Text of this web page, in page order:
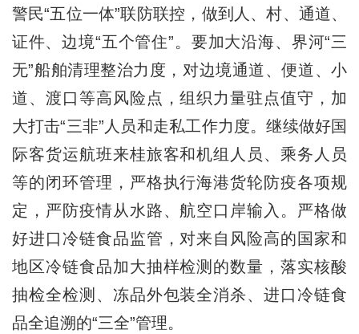
警民“五位一体”联防联控，做到人、村、通道、
证件、边境“五个管住”。要加大沿海、界河“三
无”船舶清理整治力度，对边境通道、便道、小
道、渡口等高风险点，组织力量驻点值守，加
大打击“三非”人员和走私工作力度。继续做好国
际客货运航班来桂旅客和机组人员、乘务人员
等的闭环管理，严格执行海港货轮防疫各项规
定，严防疫情从水路、航空口岸输入。严格做
好进口冷链食品监管，对来自风险高的国家和
地区冷链食品加大抽样检测的数量，落实核酸
抽检全检测、冻品外包装全消杀、进口冷链食
品全追溯的“三全”管理。